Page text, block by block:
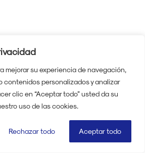
mejorar su experiencia de navegación,
contenidos personalizados y analizar
clic en “Aceptar todo” usted da su
uso de las cookies.
Rechazar todo Aceptar todo
el acoso